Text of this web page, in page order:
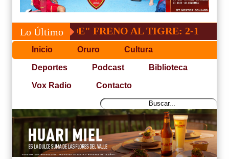
Lo Último
"INDE" FRENO AL TIGRE: 2-1
Inicio Oruro Cultura
Deportes Podcast Biblioteca
Vox Radio Contacto